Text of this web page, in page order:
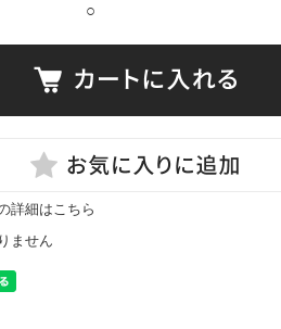
○
詳細はこちら
ません